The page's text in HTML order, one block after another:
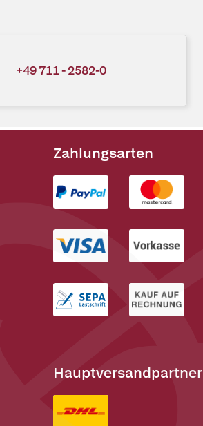
+49 711 - 2582-0
Zahlungsarten
Hauptversandpartner